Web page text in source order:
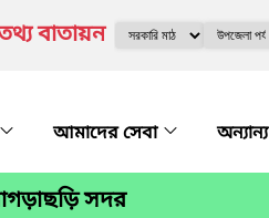
বাতায়ন
আমাদের সেবা
সদর